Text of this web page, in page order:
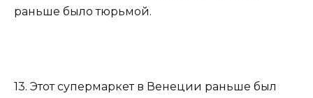
раньше было тюрьмой.
13. Этот супермаркет в Венеции раньше был